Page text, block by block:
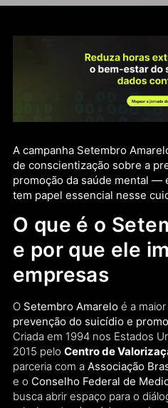
A campanha Setembro
de conscientização sobre a
promoção da saúde mental —
tem papel essencial nesse
O que é o
e por que ele
empresas
O Setembro Amarelo é a
prevenção do suicídio e
Criada em 1994 nos Estados
2015 pelo Centro de
parceria com a Associação
e o Conselho Federal de
busca abrir espaço para o